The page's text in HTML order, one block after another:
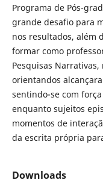
Programa de Pós-
grande desafio para
nos resultados, além
formar como
Pesquisas
orientandos
sentindo-se com
enquanto sujeitos
momentos de
da escrita própria
Downloads